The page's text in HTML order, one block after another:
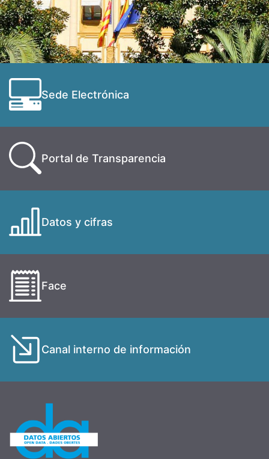
Sede Electrónica
Portal de Transparencia
Datos y cifras
Face
Canal interno de información